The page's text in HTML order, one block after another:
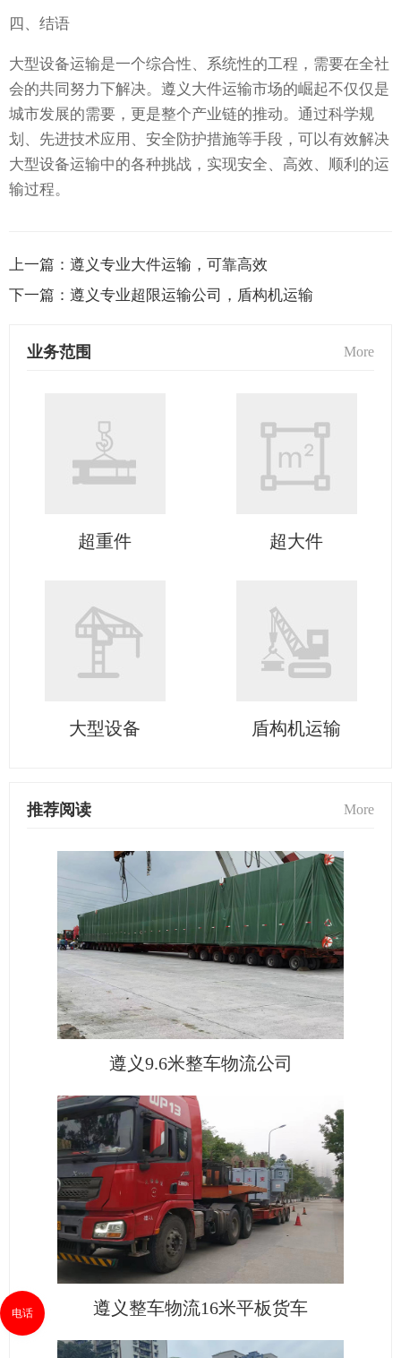
四、结语
大型设备运输是一个综合性、系统性的工程，需要在全社
会的共同努力下解决。遵义大件运输市场的崛起不仅仅是
城市发展的需要，更是整个产业链的推动。通过科学规
划、先进技术应用、安全防护措施等手段，可以有效解决
大型设备运输中的各种挑战，实现安全、高效、顺利的运
输过程。
上一篇： 遵义专业大件运输，可靠高效
下一篇： 遵义专业超限运输公司，盾构机运输
业务范围 More
超重件 超大件
大型设备 盾构机运输
推荐阅读 More
遵义9.6米整车物流公司
遵义整车物流16米平板货车
电话